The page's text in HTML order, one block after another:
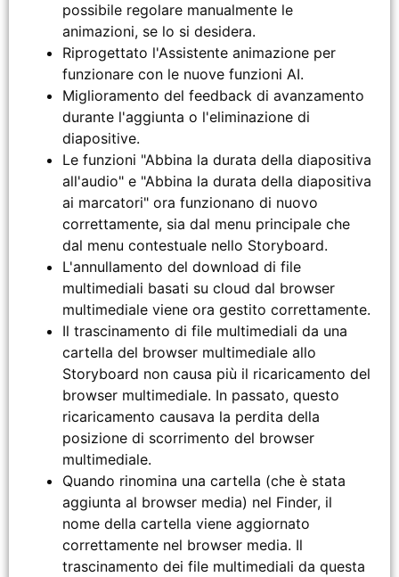
possibile regolare manualmente le
animazioni, se lo si desidera.
Riprogettato l'Assistente animazione per
funzionare con le nuove funzioni AI.
Miglioramento del feedback di avanzamento
durante l'aggiunta o l'eliminazione di
diapositive.
Le funzioni "Abbina la durata della diapositiva
all'audio" e "Abbina la durata della diapositiva
ai marcatori" ora funzionano di nuovo
correttamente, sia dal menu principale che
dal menu contestuale nello Storyboard.
L'annullamento del download di file
multimediali basati su cloud dal browser
multimediale viene ora gestito correttamente.
Il trascinamento di file multimediali da una
cartella del browser multimediale allo
Storyboard non causa più il ricaricamento del
browser multimediale. In passato, questo
ricaricamento causava la perdita della
posizione di scorrimento del browser
multimediale.
Quando rinomina una cartella (che è stata
aggiunta al browser media) nel Finder, il
nome della cartella viene aggiornato
correttamente nel browser media. Il
trascinamento dei file multimediali da questa